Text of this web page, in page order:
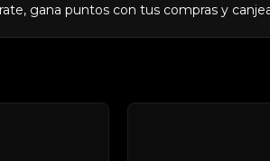
gana puntos con tus compras y